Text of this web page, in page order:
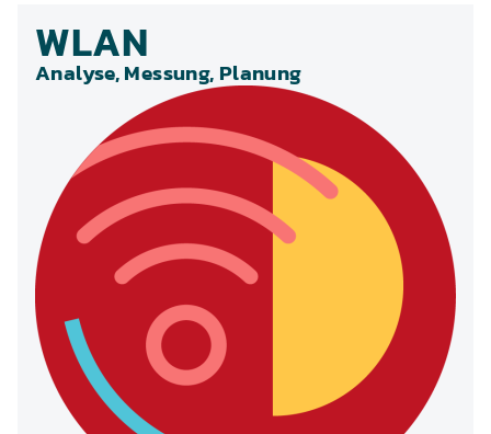
WLAN
Analyse, Messung, Planung